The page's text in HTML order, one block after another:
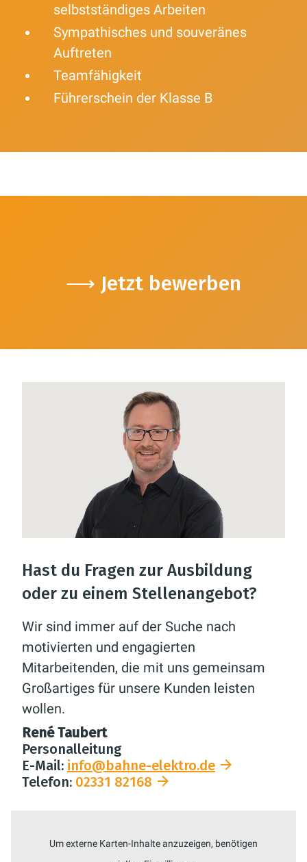
selbstständiges Arbeiten
Sympathisches und souveränes
Auftreten
Teamfähigkeit
Führerschein der Klasse B
⟶ Jetzt bewerben
Hast du Fragen zur Ausbildung
oder zu einem Stellenangebot?
Wir sind immer auf der Suche nach
motivierten und engagierten
Mitarbeitenden, die mit uns gemeinsam
Großartiges für unsere Kunden leisten
wollen.
René Taubert
Personalleitung
E-Mail: info@bahne-elektro.de
Telefon: 02331 82168
Um externe Karten-Inhalte anzuzeigen, benötigen